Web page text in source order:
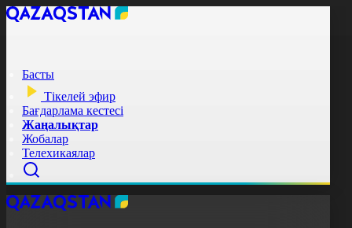
Басты
Тікелей эфир
Бағдарлама кестесі
Жаңалықтар
Жобалар
Телехикаялар